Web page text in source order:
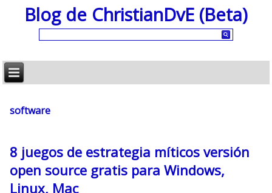
Blog de ChristianDvE (Beta)
software
8 juegos de estrategia míticos versión
open source gratis para Windows,
Linux, Mac